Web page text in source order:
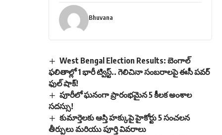
Bhuvana
West Bengal Election Results: బెంగాల్
ఫలితాల్లో 1 భారీ ట్విస్ట్.. గెలిచినా సంబరాలపై ఈసీ పవర్
ఫుల్ షాక్!
పూరీలో ఘనంగా ప్రారంభమైన 5 కీలక అంశాల
సదస్సు!
కుమార్తెలకు ఆస్తి హక్కుపై హైకోర్టు 5 సంచలన
తీర్పులు మరియు పూర్తి వివరాలు